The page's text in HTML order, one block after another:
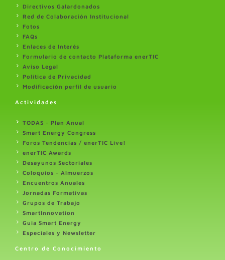
Directivos Galardonados
Red de Colaboración Institucional
Fotos
FAQs
Enlaces de Interés
Formulario de contacto Plataforma enerTIC
Aviso Legal
Politica de Privacidad
Modificación perfil de usuario
Actividades
TODAS - Plan Anual
Smart Energy Congress
Foros Tendencias / enerTIC Live!
enerTIC Awards
Desayunos Sectoriales
Coloquios - Almuerzos
Encuentros Anuales
Jornadas Formativas
Grupos de Trabajo
SmartInnovation
Guia Smart Energy
Especiales y Newsletter
Centro de Conocimiento